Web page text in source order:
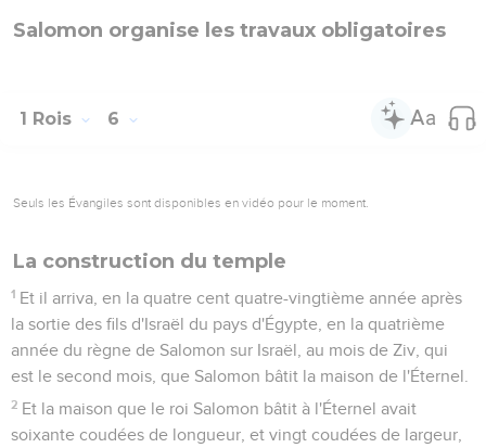
Salomon organise les travaux obligatoires
1 Rois 6
Seuls les Évangiles sont disponibles en vidéo pour le moment.
La construction du temple
1 Et il arriva, en la quatre cent quatre-vingtième année après
la sortie des fils d'Israël du pays d'Égypte, en la quatrième
année du règne de Salomon sur Israël, au mois de Ziv, qui
est le second mois, que Salomon bâtit la maison de l'Éternel.
2 Et la maison que le roi Salomon bâtit à l'Éternel avait
soixante coudées de longueur, et vingt coudées de largeur,